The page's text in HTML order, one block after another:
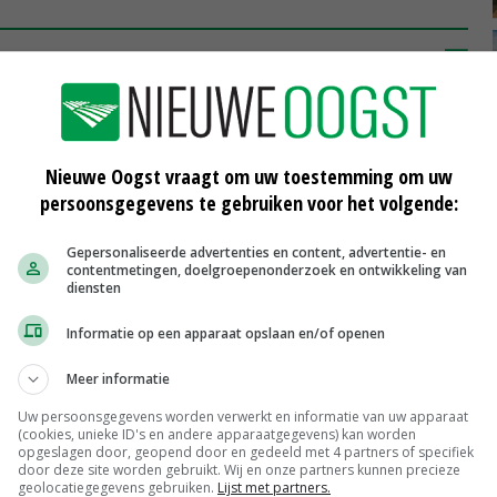
is bij een grote sector
OPRICHTER VAN HET DEN HAAG CENTRUM VOOR STRATEGISCHE STUDIES
Helaas zien we dat door de opeenstapeling van
wordt gestuurd op kwantiteit, zoals aantallen
gaat innovatiekracht verloren.
bij een grote sector. Wordt die sector, of onderdelen
gebeurd. Wie wil weten hoe dat werkt, moet
zoveel kennis en kunde verdween dat we, nu het
kennis meer te exporteren. Daarbij is het
Nieuwe Oogst vraagt om uw toestemming om uw
persoonsgegevens te gebruiken voor het volgende:
Gepersonaliseerde advertenties en content, advertentie- en
contentmetingen, doelgroepenonderzoek en ontwikkeling van
diensten
Informatie op een apparaat opslaan en/of openen
Meer informatie
Uw persoonsgegevens worden verwerkt en informatie van uw apparaat
(cookies, unieke ID's en andere apparaatgegevens) kan worden
opgeslagen door, geopend door en gedeeld met 4 partners of specifiek
door deze site worden gebruikt. Wij en onze partners kunnen precieze
geolocatiegegevens gebruiken. Lijst met partners.